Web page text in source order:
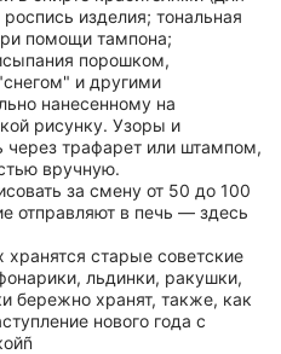
изделия; тональная
помощи тампона;
порошком,
и другими
нанесенному на
рисунку. Узоры и
трафарет или штампом,
вручную.
за смену от 50 до 100
отправляют в печь — здесь
старые советские
льдинки, ракушки,
бережно хранят, также, как
нового года с